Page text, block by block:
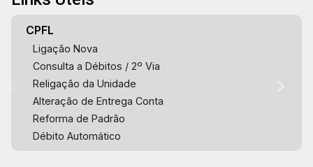
CPFL
Ligação Nova
Consulta a Débitos / 2º Via
Religação da Unidade
Alteração de Entrega Conta
Reforma de Padrão
Débito Automático